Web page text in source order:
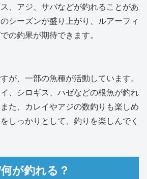
、アジ、サバなどが釣れることがあ
シーズンが盛り上がり、ルアーフィ
の釣果が期待できます。
が、一部の魚種が活動しています。
、シロギス、ハゼなどの根魚が釣れ
た、カレイやアジの数釣りも楽しめ
しっかりとして、釣りを楽しんでく
が釣れる？